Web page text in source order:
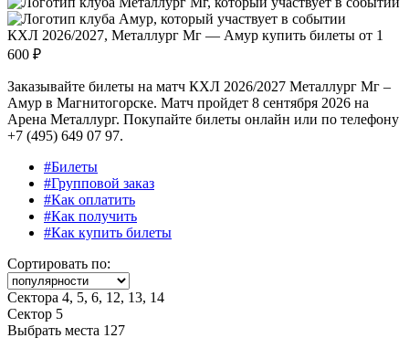
КХЛ 2026/2027, Металлург Мг — Амур купить билеты от 1
600 ₽
Заказывайте билеты на матч КХЛ 2026/2027 Металлург Мг –
Амур в Магнитогорске. Матч пройдет 8 сентября 2026 на
Арена Металлург. Покупайте билеты онлайн или по телефону
+7 (495) 649 07 97.
#Билеты
#Групповой заказ
#Как оплатить
#Как получить
#Как купить билеты
Сортировать по:
Сектора 4, 5, 6, 12, 13, 14
Сектор 5
Выбрать места 127